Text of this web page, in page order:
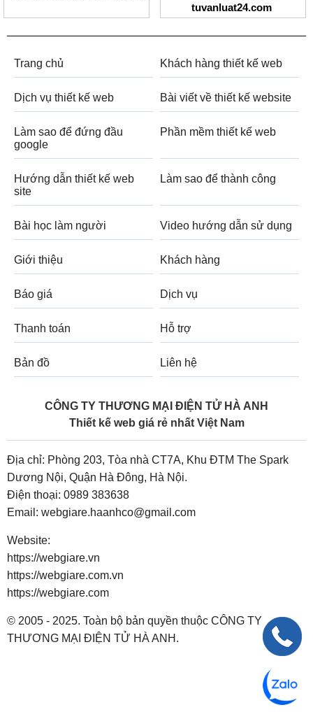
tuvanluat24.com
Trang chủ Khách hàng thiết kế web
Dịch vụ thiết kế web Bài viết về thiết kế website
Làm sao để đứng đầu
google
Phần mềm thiết kế web
Hướng dẫn thiết kế web
site
Làm sao để thành công
Bài học làm người Video hướng dẫn sử dụng
Giới thiệu Khách hàng
Báo giá Dịch vụ
Thanh toán Hỗ trợ
Bản đồ Liên hệ
CÔNG TY THƯƠNG MẠI ĐIỆN TỬ HÀ ANH
Thiết kế web giá rẻ nhất Việt Nam
Địa chỉ: Phòng 203, Tòa nhà CT7A, Khu ĐTM The Spark
Dương Nội, Quận Hà Đông, Hà Nội.
Điện thoại: 0989 383638
Email: webgiare.haanhco@gmail.com
Website:
https://webgiare.vn
https://webgiare.com.vn
https://webgiare.com
© 2005 - 2025. Toàn bộ bản quyền thuộc CÔNG TY
THƯƠNG MẠI ĐIỆN TỬ HÀ ANH.